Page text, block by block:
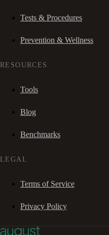
Tests & Procedures
Prevention & Wellness
RESOURCES
Tools
Blog
Benchmarks
LEGAL
Terms of Service
Privacy Policy